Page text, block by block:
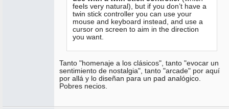
feels very natural), but if you don’t have a
twin stick controller you can use your
mouse and keyboard instead, and use a
cursor on screen to aim in the direction
you want.
Tanto "homenaje a los clásicos", tanto "evocar un
sentimiento de nostalgia", tanto "arcade" por aquí
por allá y lo diseñan para un pad analógico.
Pobres necios.